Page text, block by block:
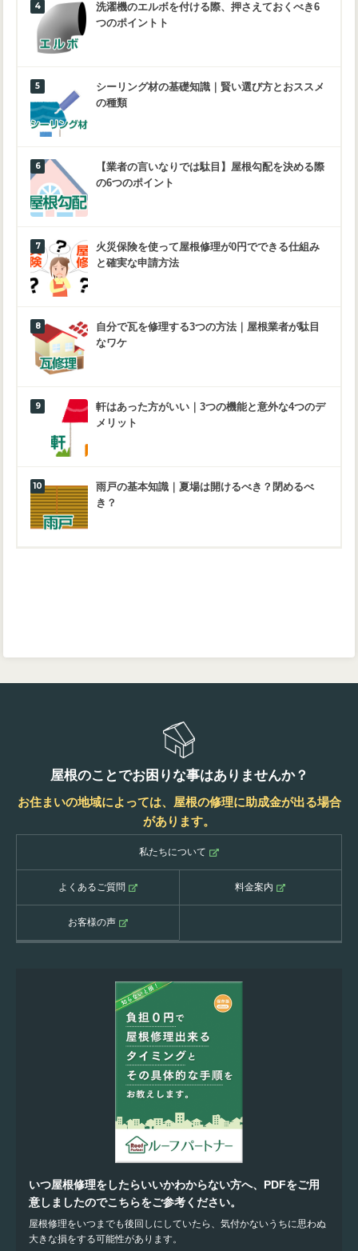
洗濯機のエルボを付ける際、押さえておくべき6
つのポイントト
シーリング材の基礎知識｜賢い選び方とおススメ
の種類
【業者の言いなりでは駄目】屋根勾配を決める際
の6つのポイント
火災保険を使って屋根修理が0円でできる仕組み
と確実な申請方法
自分で瓦を修理する3つの方法｜屋根業者が駄目
なワケ
軒はあった方がいい｜3つの機能と意外な4つのデ
メリット
雨戸の基本知識｜夏場は開けるべき？閉めるべ
き？
屋根のことでお困りな事はありませんか？
お住まいの地域によっては、屋根の修理に助成金が出る場合
があります。
私たちについて
よくあるご質問 料金案内
お客様の声
いつ屋根修理をしたらいいかわからない方へ、PDFをご用
意しましたのでこちらをご参考ください。
屋根修理をいつまでも後回しにしていたら、気付かないうちに思わぬ
大きな損をする可能性があります。